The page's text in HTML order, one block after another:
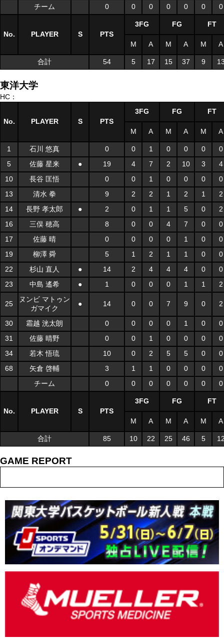
チーム
0 0 0 0 0 0 0
No. PLAYER S PTS
3FG FG FT
M A M A M A
合計 54 5 17 15 37 9
東洋大学
HC：
No. PLAYER S PTS
3FG FG FT
M A M A M A
1 石川 悠真 0 0 1 0 0 0
0
5
佐藤 星来 ● 19 4 7 2 10 3
4
10
長谷 匡悟 0 0 1 0 0 0
0
13
清水 拳 9 2 2 1 2 1
2
14
長野 孝太郎 ● 2 0 1 1 5 0
2
16
三俣 穂高 8 0 0 4 7 0
0
17
佐藤 晴 0 0 0 0 1 0
0
19
柳澤 舜 5 1 2 1 1 0
0
22
杉山 直人 ● 14 2 4 4 4 0
0
23
中島 遙希 ● 1 0 0 0 1 1 2
25
ヌンビ マトゥン
ガマイク
● 14 0 0 7 9 0 2
30 霜越 洸太朗 0 0 0 0 1 0
0
31
佐藤 晴野 0 0 1 0 0 0
0
34
若木 悟琉 10 0 2 5 5 0
0
68
矢倉 啓輔 3 1 1 0 0 0
0
チーム
0 0 0 0 0 0 0
No. PLAYER S PTS
3FG FG FT
M A M A M A
合計 85 10 22 25 46 5
GAME REPORT